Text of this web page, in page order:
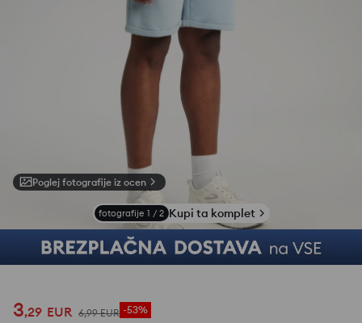
Poglej fotografije iz ocen
fotografije 1 / 2 Kupi ta komplet
3,29 EUR 6,99 EUR -53%